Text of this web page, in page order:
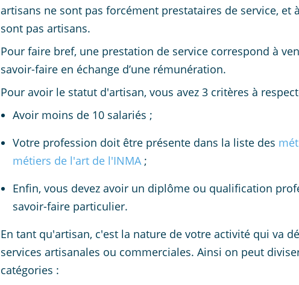
artisans ne sont pas forcément prestataires de service, et
sont pas artisans.
Pour faire bref, une prestation de service correspond à
savoir-faire en échange d’une rémunération.
Pour avoir le statut d'artisan, vous avez 3 critères à
Avoir moins de 10 salariés ;
Votre profession doit être présente dans la liste des
métiers de l'art de l'INMA;
Enfin, vous devez avoir un diplôme ou qualification
savoir-faire particulier.
En tant qu'artisan, c'est la nature de votre activité qui va
services artisanales ou commerciales. Ainsi on peut
catégories :